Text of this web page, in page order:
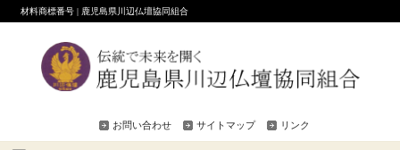
材料商標番号 | 鹿児島県川辺仏壇協同組合
お問い合わせ サイトマップ リンク